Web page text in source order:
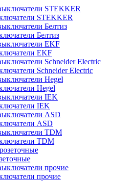
STEKKER
Белтиз
EKF
Schneider Electric
Hegel
IEK
ASD
TDM
прочие